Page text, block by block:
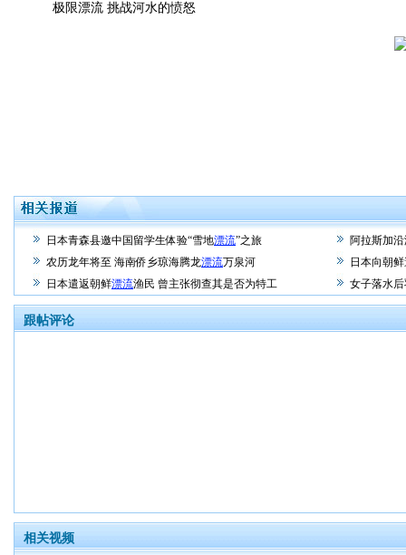
极限漂流 挑战河水的愤怒
日本青森县邀中国留学生体验“雪地漂流”之旅
阿拉斯加
农历龙年将至 海南侨乡琼海腾龙漂流万泉河
日本向朝
日本遣返朝鲜漂流渔民 曾主张彻查其是否为特工 女子落水
跟帖评论
相关视频